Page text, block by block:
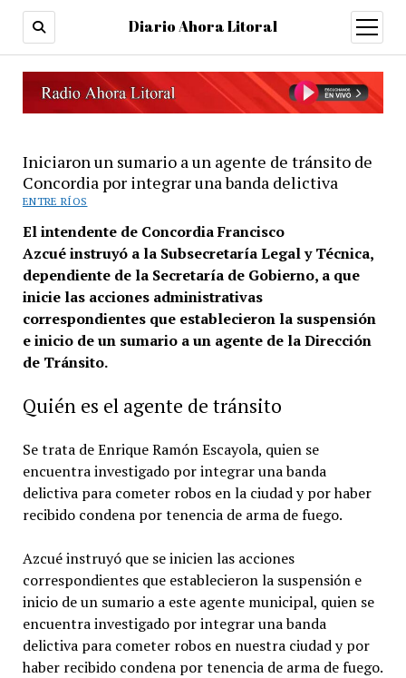
Diario Ahora Litoral
open
menu
Iniciaron un sumario a un agente de tránsito de
Concordia por integrar una banda delictiva
ENTRE RÍOS
El intendente de Concordia Francisco
Azcué instruyó a la Subsecretaría Legal y Técnica,
dependiente de la Secretaría de Gobierno, a que
inicie las acciones administrativas
correspondientes que establecieron la suspensión
e inicio de un sumario a un agente de la Dirección
de Tránsito.
Quién es el agente de tránsito
Se trata de Enrique Ramón Escayola, quien se
encuentra investigado por integrar una banda
delictiva para cometer robos en la ciudad y por haber
recibido condena por tenencia de arma de fuego.
Azcué instruyó que se inicien las acciones
correspondientes que establecieron la suspensión e
inicio de un sumario a este agente municipal, quien se
encuentra investigado por integrar una banda
delictiva para cometer robos en nuestra ciudad y por
haber recibido condena por tenencia de arma de fuego.